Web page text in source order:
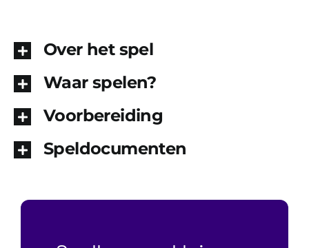
Over het spel
Waar spelen?
Voorbereiding
Speldocumenten